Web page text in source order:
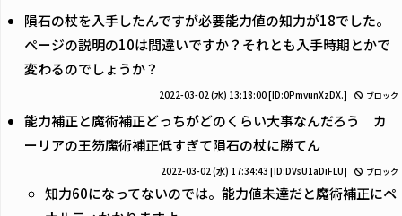
隕石の杖を入手したんですが必要能力値の知力が18でした。
ページの説明の10は間違いですか？それとも入手時期とかで
変わるのでしょうか？
2022-03-02 (水) 13:18:00[ID:0PmvunXzDX.] ブロック
能力補正と魔術補正どっちがどのくらい大事なんだろう カ
ーリアの王笏魔術補正低すぎて隕石の杖に勝てん
2022-03-02 (水) 17:34:43 [ID:DVsU1aDiFLU] ブロック
知力60になってないのでは。能力値未達だと魔術補正にペ